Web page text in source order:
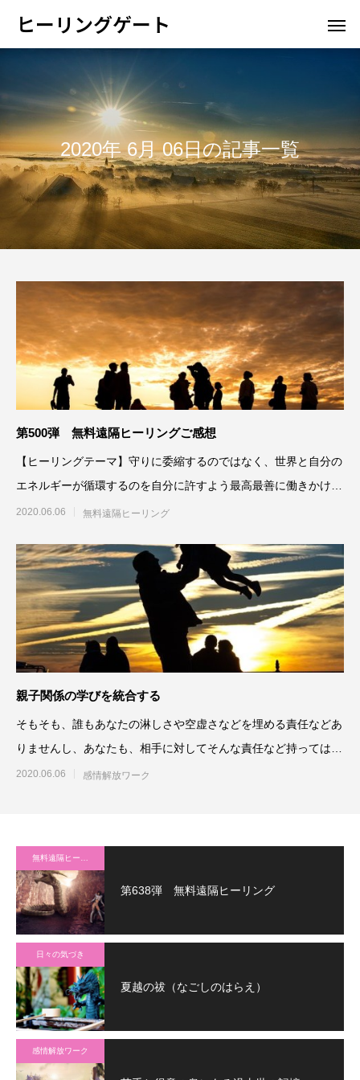
ヒーリングゲート
2020年 6月 06日の記事一覧
第500弾 無料遠隔ヒーリングご感想
【ヒーリングテーマ】守りに委縮するのではなく、世界と自分の
エネルギーが循環するのを自分に許すよう最高最善に働きかけ
る 5月27日
2020.06.06 無料遠隔ヒーリング
親子関係の学びを統合する
そもそも、誰もあなたの淋しさや空虚さなどを埋める責任などあ
りませんし、あなたも、相手に対してそんな責任など持ってはい
ません。その責任があるの
2020.06.06 感情解放ワーク
第638弾 無料遠隔ヒーリング
日々の気づき
夏越の祓（なごしのはらえ）
感情解放ワーク